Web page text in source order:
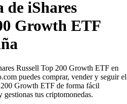
iShares
Growth ETF
Russell Top 200 Growth ETF en
puedes comprar, vender y seguir el
Growth ETF de forma fácil
gestionas tus criptomonedas.